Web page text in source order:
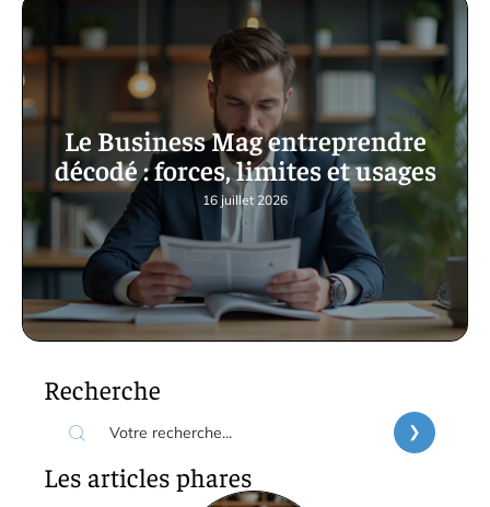
Le Business Mag entreprendre
décodé : forces, limites et usages
16 juillet 2026
Recherche
Les articles phares